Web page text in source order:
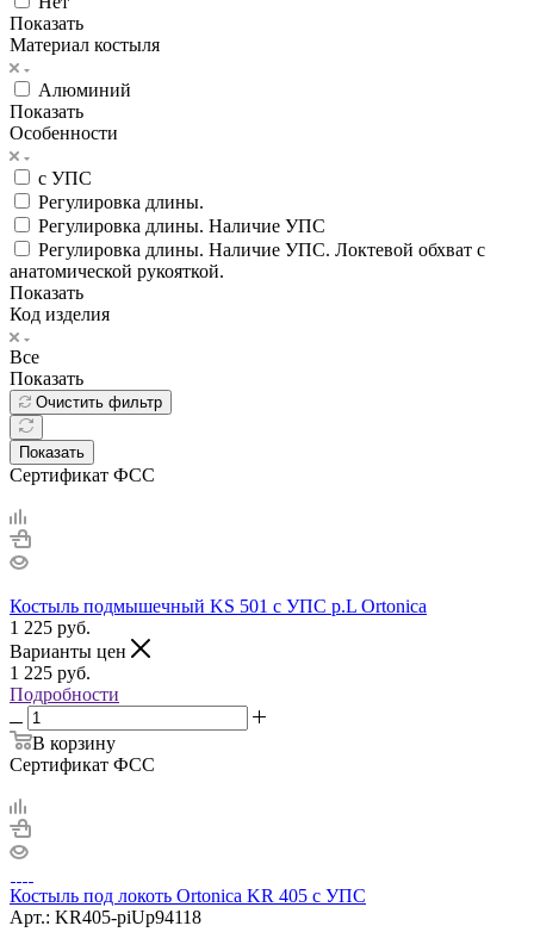
Показать
Материал костыля
Алюминий
Показать
Особенности
с УПС
Регулировка длины.
Регулировка длины. Наличие УПС
Регулировка длины. Наличие УПС. Локтевой обхват с
анатомической рукояткой.
Показать
Код изделия
Все
Показать
Очистить фильтр
Показать
Сертификат ФСС
Костыль подмышечный KS 501 с УПС р.L Ortonica
1 225 руб.
Варианты цен
1 225 руб.
Подробности
В корзину
Сертификат ФСС
Костыль под локоть Ortonica KR 405 c УПС
Арт.: KR405-piUp94118